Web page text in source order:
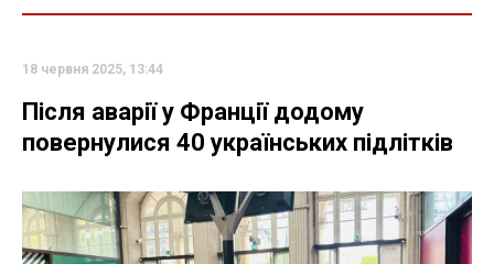
18 червня 2025, 13:44
Після аварії у Франції додому
повернулися 40 українських підлітків